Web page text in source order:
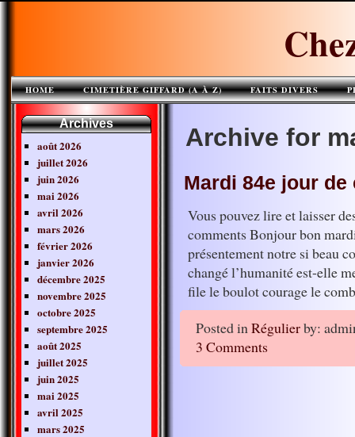
HOME CIMETIÈRE GIFFARD (A À Z) FAITS DIVERS
Archives
août 2026
juillet 2026
juin 2026
mai 2026
avril 2026
mars 2026
février 2026
janvier 2026
décembre 2025
novembre 2025
octobre 2025
septembre 2025
août 2025
juillet 2025
juin 2025
mai 2025
avril 2025
mars 2025
Archive for
Mardi 84e jour de
Vous pouvez lire et laisser
comments Bonjour bon
présentement notre si beau
changé l’humanité est-elle
file le boulot courage le
Posted inRégulierby:
3 Comments